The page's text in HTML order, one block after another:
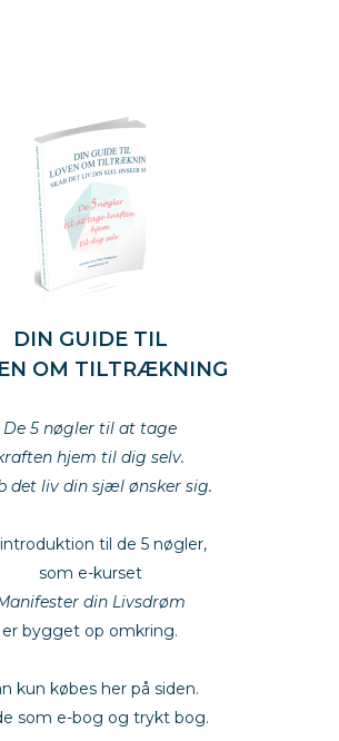
DIN GUIDE TIL
OM TILTRÆKNING
De 5 nøgler til at tage
hjem til dig selv.
det liv din sjæl ønsker sig.
til de 5 nøgler,
som e-kurset
din Livsdrøm
er bygget op omkring.
kun købes her på siden.
som e-bog og trykt bog.